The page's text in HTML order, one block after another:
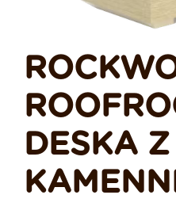
DESKA Z